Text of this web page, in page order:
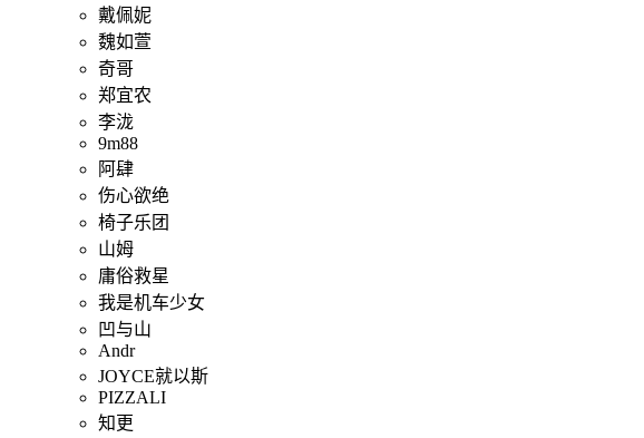
戴佩妮
魏如萱
奇哥
郑宜农
李泷
9m88
阿肆
伤心欲绝
椅子乐团
山姆
庸俗救星
我是机车少女
凹与山
Andr
JOYCE就以斯
PIZZALI
知更